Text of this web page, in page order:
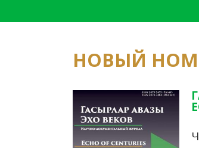
НОВЫЙ